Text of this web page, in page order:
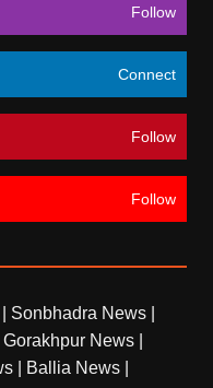
Follow
Connect
Follow
Follow
Sonbhadra News
Gorakhpur News
Ballia News